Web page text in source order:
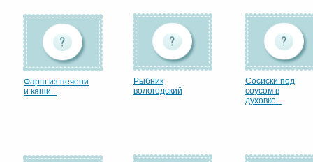
Фарш из печени
и каши...
Рыбник
вологодский
Сосиски под
соусом в
духовке...